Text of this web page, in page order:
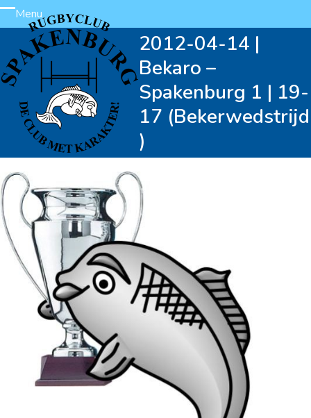
Skip
to
content
Menu
Open
mobile
menu
Close
mobile
menu
2012-04-14 |
Bekaro –
Spakenburg 1 | 19-
17 (Bekerwedstrijd
)